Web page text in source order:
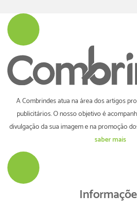
A Combrindes atua na área dos artigos
publicitários. O nosso objetivo é
divulgação da sua imagem e na promoção
saber mais